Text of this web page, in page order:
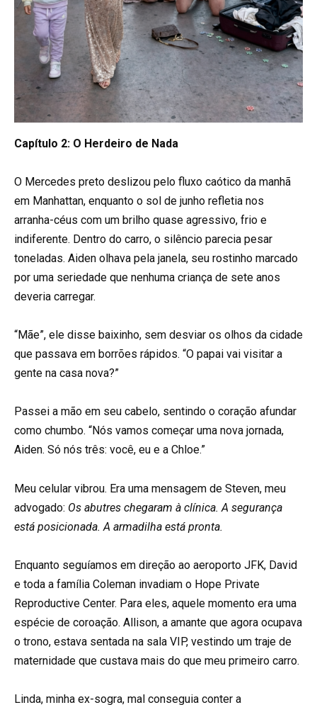
Capítulo 2: O Herdeiro de Nada
O Mercedes preto deslizou pelo fluxo caótico da manhã
em Manhattan, enquanto o sol de junho refletia nos
arranha-céus com um brilho quase agressivo, frio e
indiferente. Dentro do carro, o silêncio parecia pesar
toneladas. Aiden olhava pela janela, seu rostinho marcado
por uma seriedade que nenhuma criança de sete anos
deveria carregar.
“Mãe”, ele disse baixinho, sem desviar os olhos da cidade
que passava em borrões rápidos. “O papai vai visitar a
gente na casa nova?”
Passei a mão em seu cabelo, sentindo o coração afundar
como chumbo. “Nós vamos começar uma nova jornada,
Aiden. Só nós três: você, eu e a Chloe.”
Meu celular vibrou. Era uma mensagem de Steven, meu
advogado: Os abutres chegaram à clínica. A segurança
está posicionada. A armadilha está pronta.
Enquanto seguíamos em direção ao aeroporto JFK, David
e toda a família Coleman invadiam o Hope Private
Reproductive Center. Para eles, aquele momento era uma
espécie de coroação. Allison, a amante que agora ocupava
o trono, estava sentada na sala VIP, vestindo um traje de
maternidade que custava mais do que meu primeiro carro.
Linda, minha ex-sogra, mal conseguia conter a